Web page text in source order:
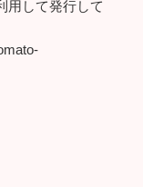
用して発行して